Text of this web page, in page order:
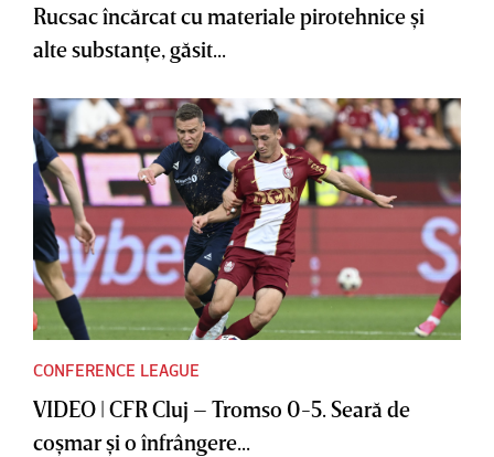
Rucsac încărcat cu materiale pirotehnice şi
alte substanţe, găsit...
CONFERENCE LEAGUE
VIDEO | CFR Cluj – Tromso 0-5. Seară de
coşmar şi o înfrângere...